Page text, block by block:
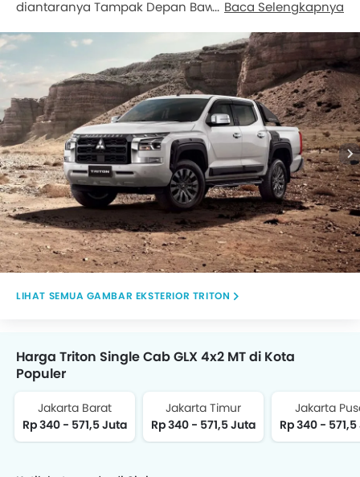
diantaranya Tampak Depan Bawah, Tampak
Tampak belakang, Tampak Grille, Lampu depan,
lampu belakang, Drivers Side Mirror Front Angle,
handle pintu, Tampak belakang, Front Side View,
Tampak depan medium, Drivers Side Mirror Rear
Angle.
Baca Selengkapnya
GAMBAR EKSTERIOR TRITON
Harga Triton Single Cab GLX 4x2 MT di Kota
Populer
Jakarta Barat
Rp 340 - 571,5 Juta
Jakarta Timur
Rp 340 - 571,5 Juta
Jakarta
Rp 340 -